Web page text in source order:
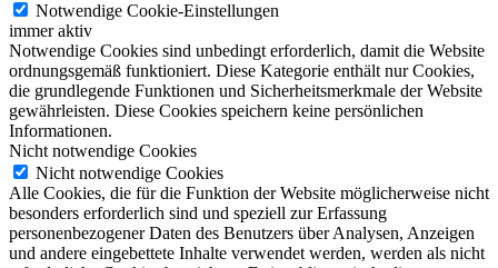
Notwendige Cookie-Einstellungen
immer aktiv
Notwendige Cookies sind unbedingt erforderlich, damit die Website
ordnungsgemäß funktioniert. Diese Kategorie enthält nur Cookies,
die grundlegende Funktionen und Sicherheitsmerkmale der Website
gewährleisten. Diese Cookies speichern keine persönlichen
Informationen.
Nicht notwendige Cookies
Nicht notwendige Cookies
Alle Cookies, die für die Funktion der Website möglicherweise nicht
besonders erforderlich sind und speziell zur Erfassung
personenbezogener Daten des Benutzers über Analysen, Anzeigen
und andere eingebettete Inhalte verwendet werden, werden als nicht